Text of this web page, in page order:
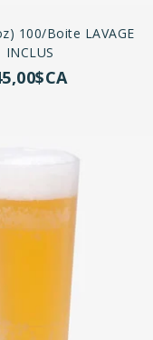
100/boite LAVAGE
INCLUS